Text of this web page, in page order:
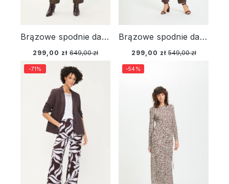
Brązowe spodnie damskie Mona Straight z efektem sztucznej skóry – Designer Choice
299,00 zł 649,00 zł
Brązowe spodnie damskie Mona Straight z ozdobnymi aplikacjami – Designer Choice
299,00 zł 549,00 zł
-71% -54%